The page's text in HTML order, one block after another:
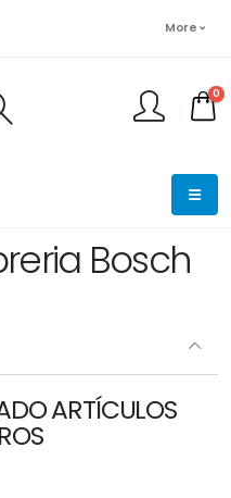
More
0
Bosch
ARTÍCULOS